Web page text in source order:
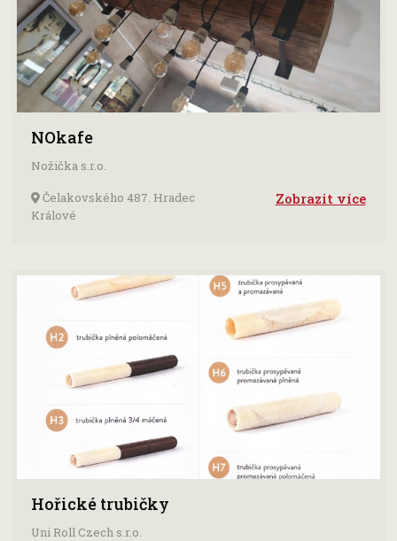
NOkafe
Nožička s.r.o.
Čelakovského 487. Hradec
Králové
Zobrazit více
Hořické trubičky
Uni Roll Czech s.r.o.